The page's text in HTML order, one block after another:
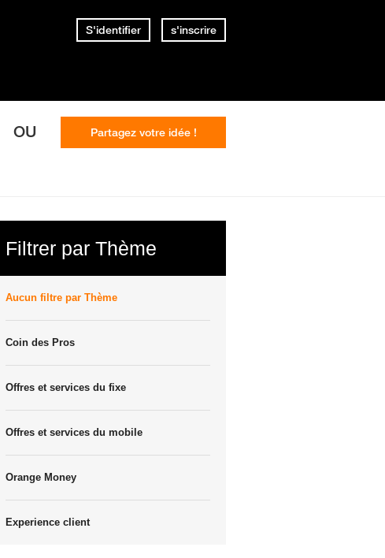
S'identifier s'inscrire
OU Partagez votre idée !
Filtrer par Thème
Aucun filtre par Thème
Coin des Pros
Offres et services du fixe
Offres et services du mobile
Orange Money
Experience client